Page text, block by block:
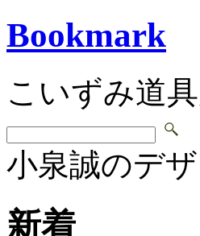
Bookmark
こいずみ道
小泉誠のデ
新着